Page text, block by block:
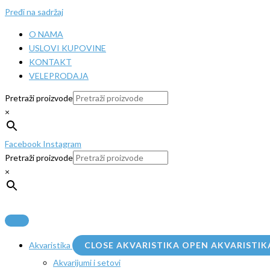
Pređi na sadržaj
O NAMA
USLOVI KUPOVINE
KONTAKT
VELEPRODAJA
Pretraži proizvode
×
Facebook Instagram
Pretraži proizvode
×
Akvaristika CLOSE AKVARISTIKA OPEN
Akvarijumi i setovi